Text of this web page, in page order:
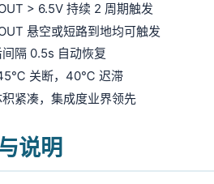
> 6.5V 持续 2 周期触发
悬空或短路到地均可触发
隔 0.5s 自动恢复
关断，40℃ 迟滞
紧凑，集成度业界领先
说明